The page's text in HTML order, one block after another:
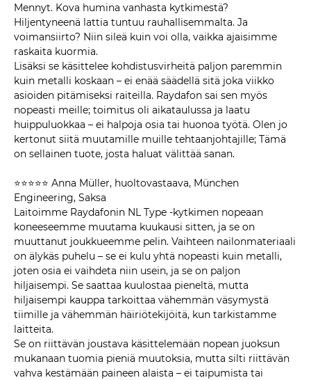
Mennyt. Kova humina vanhasta kytkimestä?
Hiljentyneenä lattia tuntuu rauhallisemmalta. Ja
voimansiirto? Niin sileä kuin voi olla, vaikka ajaisimme
raskaita kuormia.
Lisäksi se käsittelee kohdistusvirheitä paljon paremmin
kuin metalli koskaan – ei enää säädellä sitä joka viikko
asioiden pitämiseksi raiteilla. Raydafon sai sen myös
nopeasti meille; toimitus oli aikataulussa ja laatu
huippuluokkaa – ei halpoja osia tai huonoa työtä. Olen jo
kertonut siitä muutamille muille tehtaanjohtajille; Tämä
on sellainen tuote, josta haluat välittää sanan.
⭐⭐⭐⭐⭐ Anna Müller, huoltovastaava, München
Engineering, Saksa
Laitoimme Raydafonin NL Type -kytkimen nopeaan
koneeseemme muutama kuukausi sitten, ja se on
muuttanut joukkueemme pelin. Vaihteen nailonmateriaali
on älykäs puhelu – se ei kulu yhtä nopeasti kuin metalli,
joten osia ei vaihdeta niin usein, ja se on paljon
hiljaisempi. Se saattaa kuulostaa pieneltä, mutta
hiljaisempi kauppa tarkoittaa vähemmän väsymystä
tiimille ja vähemmän häiriötekijöitä, kun tarkistamme
laitteita.
Se on riittävän joustava käsittelemään nopean juoksun
mukanaan tuomia pieniä muutoksia, mutta silti riittävän
vahva kestämään paineen alaista – ei taipumista tai